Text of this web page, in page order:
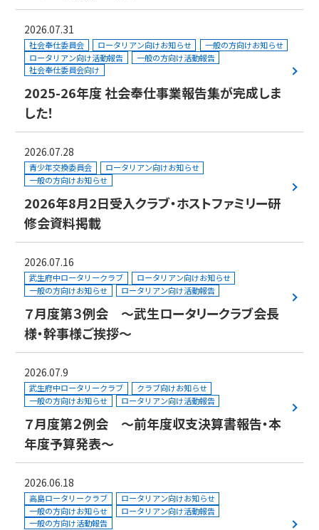
2026.07.31
社会奉仕委員会 ロータリアン向けお知らせ
一般の方向けお知らせ
ロータリアン向け活動報告
一般の方向け活動報告
社会奉仕委員会向け
2025-26年度 社会奉仕事業報告集が完成しま
した！
2026.07.28
青少年交換委員会
ロータリアン向けお知らせ
一般の方向けお知らせ
2026年8月2日受入クラブ・ホストファミリー研
修会資料掲載
2026.07.16
武生府中ロータリークラブ
ロータリアン向けお知らせ
一般の方向けお知らせ
ロータリアン向け活動報告
７月度第３例会 ～武生ロータリークラブ会長
様・幹事様ご挨拶～
2026.07.9
武生府中ロータリークラブ
クラブ向けお知らせ
一般の方向けお知らせ
ロータリアン向け活動報告
７月度第２例会 ～前年度収支決算書報告・本
年度予算発表～
2026.06.18
高島ロータリークラブ
ロータリアン向けお知らせ
一般の方向けお知らせ
ロータリアン向け活動報告
一般の方向け活動報告